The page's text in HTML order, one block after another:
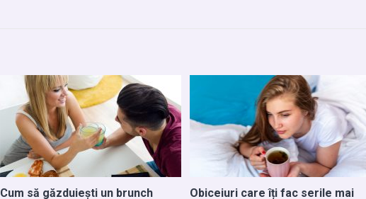
Cum să găzduiești un brunch Obiceiuri care îți fac serile mai